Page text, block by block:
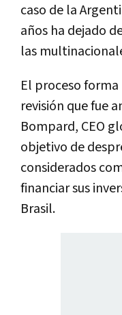
caso de la
años ha dejado
las
El proceso
revisión que fue
Bompard, CEO
objetivo de
considerados
financiar sus
Brasil.